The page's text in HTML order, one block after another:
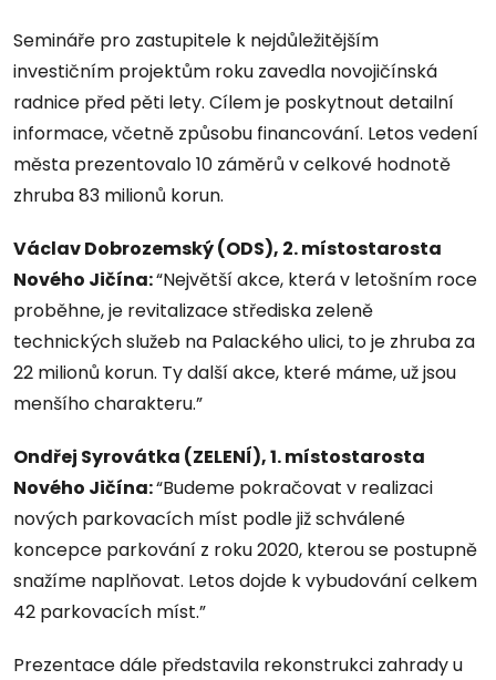
Semináře pro zastupitele k nejdůležitějším
investičním projektům roku zavedla novojičínská
radnice před pěti lety. Cílem je poskytnout detailní
informace, včetně způsobu financování. Letos vedení
města prezentovalo 10 záměrů v celkové hodnotě
zhruba 83 milionů korun.
Václav Dobrozemský (ODS), 2. místostarosta
Nového Jičína:“Největší akce, která v letošním roce
proběhne, je revitalizace střediska zeleně
technických služeb na Palackého ulici, to je zhruba za
22 milionů korun. Ty další akce, které máme, už jsou
menšího charakteru.”
Ondřej Syrovátka (ZELENÍ), 1. místostarosta
Nového Jičína:“Budeme pokračovat v realizaci
nových parkovacích míst podle již schválené
koncepce parkování z roku 2020, kterou se postupně
snažíme naplňovat. Letos dojde k vybudování celkem
42 parkovacích míst.”
Prezentace dále představila rekonstrukci zahrady u